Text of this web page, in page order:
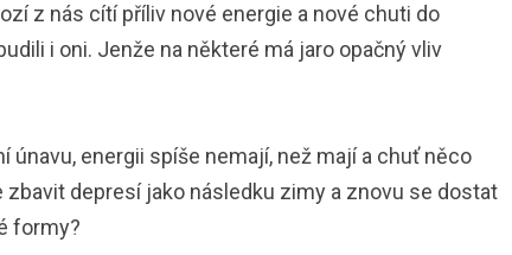
z nás cítí příliv nové energie a nové chuti do
i oni. Jenže na některé má jaro opačný vliv
únavu, energii spíše nemají, než mají a chuť něco
zbavit depresí jako následku zimy a znovu se dostat
formy?